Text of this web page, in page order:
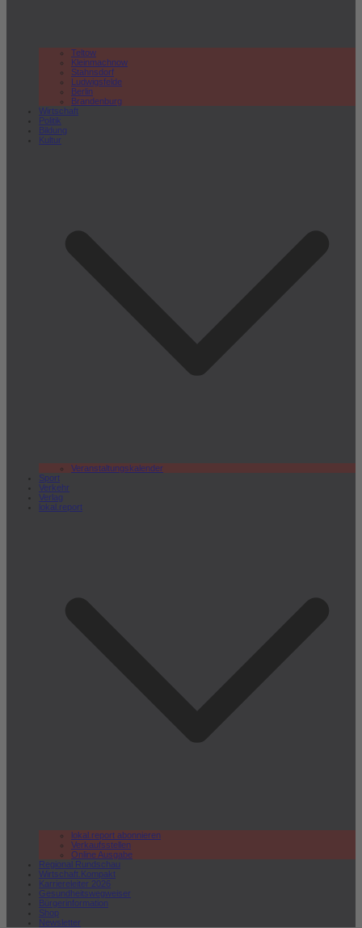
Teltow
Kleinmachnow
Stahnsdorf
Ludwigsfelde
Berlin
Brandenburg
Wirtschaft
Politik
Bildung
Kultur
Veranstaltungskalender
Sport
Verkehr
Verlag
lokal.report
lokal.report abonnieren
Verkaufsstellen
Online Ausgabe
Regional Rundschau
Wirtschaft.Kompakt
Karriereleiter 2026
Gesundheitswegweiser
Bürgerinformation
Shop
Newsletter